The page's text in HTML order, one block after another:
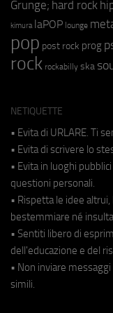
Grunge; hard rock
kimura laPOP lounge
pop post rock prog
rock rockabilly ska
NETIQUETTE
• Evita di URLARE. Ti
• Evita di scrivere lo
• Evita in luoghi
questioni personali.
• Rispetta le idee
bestemmiare né
• Sentiti libero di
dell'educazione e del
• Non inviare
simili.